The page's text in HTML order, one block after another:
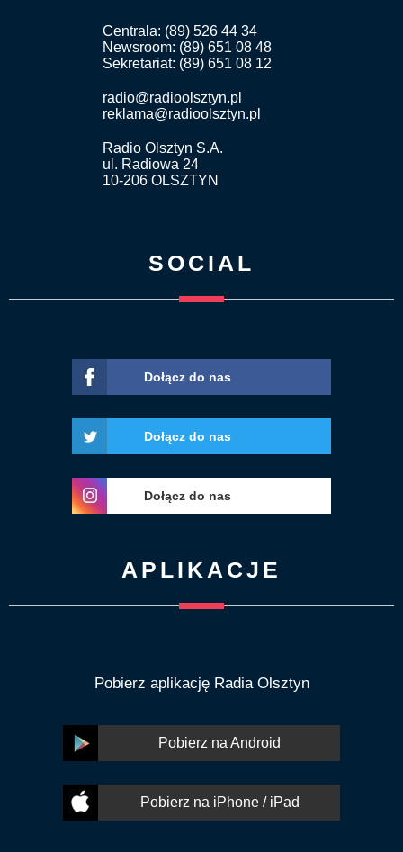
Centrala: (89) 526 44 34
Newsroom: (89) 651 08 48
Sekretariat: (89) 651 08 12
radio@radioolsztyn.pl
reklama@radioolsztyn.pl
Radio Olsztyn S.A.
ul. Radiowa 24
10-206 OLSZTYN
SOCIAL
Dołącz do nas
Dołącz do nas
Dołącz do nas
APLIKACJE
Pobierz aplikację Radia Olsztyn
Pobierz na Android
Pobierz na iPhone / iPad